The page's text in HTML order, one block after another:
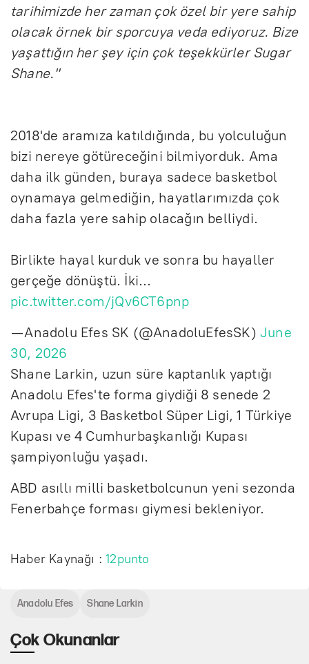
tarihimizde her zaman çok özel bir yere sahip
olacak örnek bir sporcuya veda ediyoruz. Bize
yaşattığın her şey için çok teşekkürler Sugar
Shane."
2018'de aramıza katıldığında, bu yolculuğun
bizi nereye götüreceğini bilmiyorduk. Ama
daha ilk günden, buraya sadece basketbol
oynamaya gelmediğin, hayatlarımızda çok
daha fazla yere sahip olacağın belliydi.
Birlikte hayal kurduk ve sonra bu hayaller
gerçeğe dönüştü. İki…
pic.twitter.com/jQv6CT6pnp
— Anadolu Efes SK (@AnadoluEfesSK)June
30, 2026
Shane Larkin, uzun süre kaptanlık yaptığı
Anadolu Efes'te forma giydiği 8 senede 2
Avrupa Ligi, 3 Basketbol Süper Ligi, 1 Türkiye
Kupası ve 4 Cumhurbaşkanlığı Kupası
şampiyonluğu yaşadı.
ABD asıllı milli basketbolcunun yeni sezonda
Fenerbahçe forması giymesi bekleniyor.
Haber Kaynağı :12punto
Çok Okunanlar
Anadolu Efes Shane Larkin